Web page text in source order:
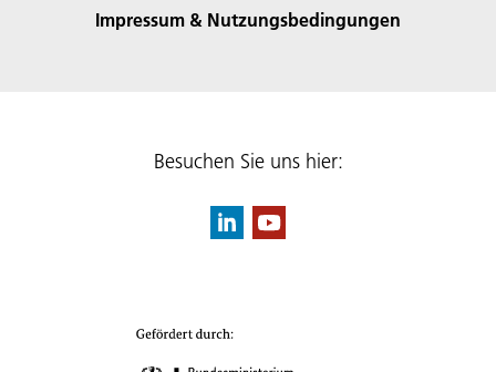
Impressum & Nutzungsbedingungen
Besuchen Sie uns hier: